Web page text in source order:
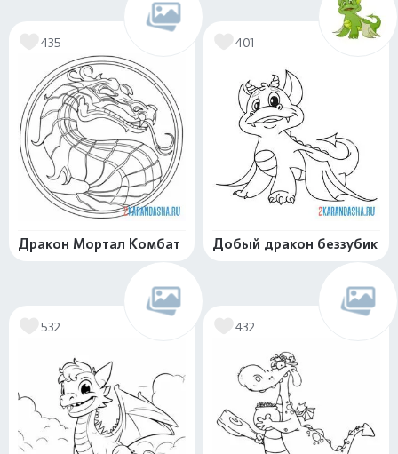
435
Дракон Мортал Комбат
401
Добый дракон беззубик
532 432